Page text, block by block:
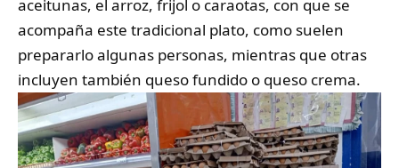
aceitunas, el arroz, frijol o caraotas, con que se
acompaña este tradicional plato, como suelen
prepararlo algunas personas, mientras que otras
incluyen también queso fundido o queso crema.